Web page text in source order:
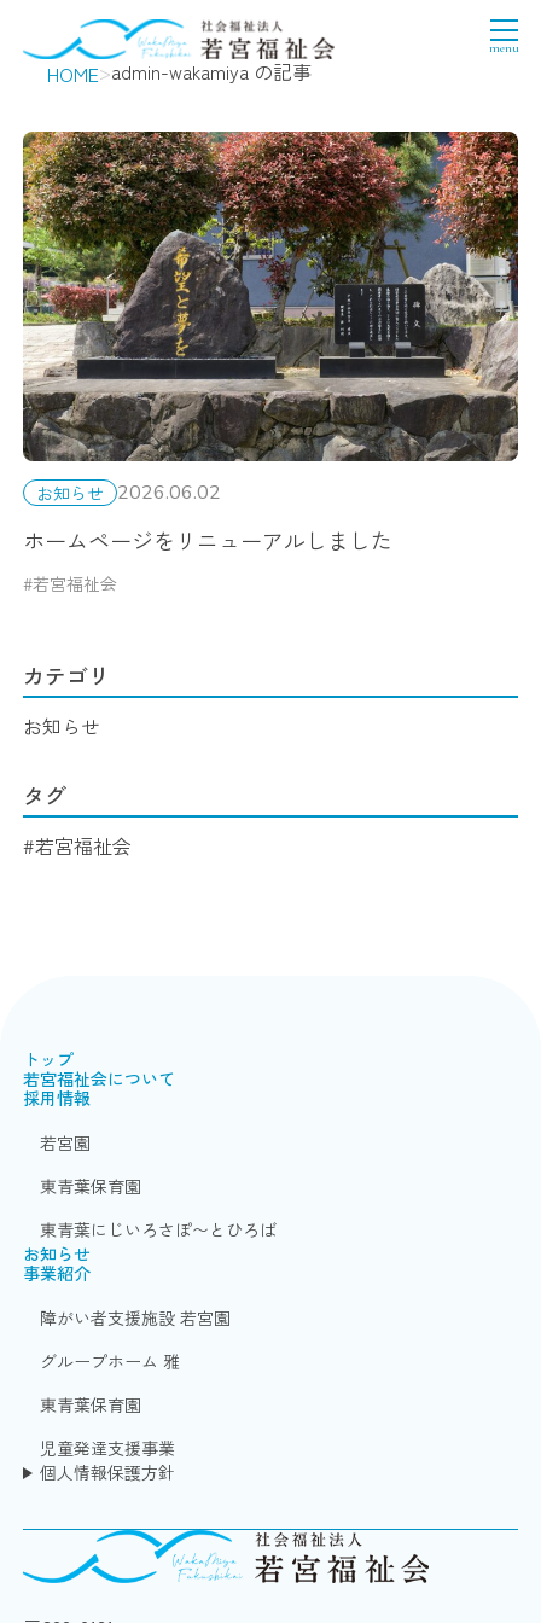
HOME>admin-wakamiya の記事
お知らせ 2026.06.02
ホームページをリニューアルしました
#若宮福祉会
カテゴリ
お知らせ
タグ
#若宮福祉会
トップ
若宮福祉会について
採用情報
若宮園
東青葉保育園
東青葉にじいろさぽ〜とひろば
お知らせ
事業紹介
障がい者支援施設 若宮園
グループホーム 雅
東青葉保育園
児童発達支援事業
個人情報保護方針